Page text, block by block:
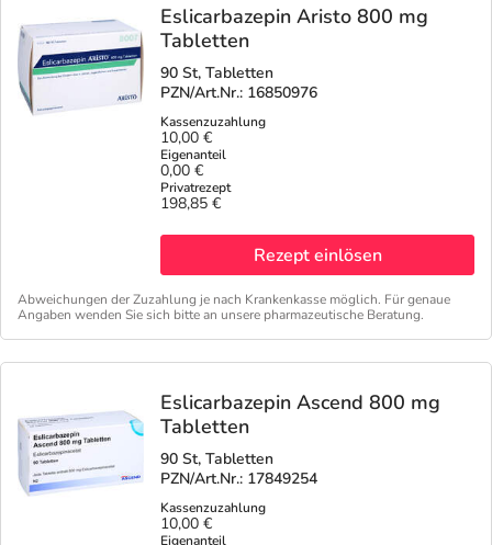
Eslicarbazepin Aristo 800 mg
Tabletten
90 St, Tabletten
PZN/Art.Nr.: 16850976
10,00 €
0,00 €
198,85 €
Rezept einlösen
Abweichungen der Zuzahlung je nach Krankenkasse möglich. Für genaue
Angaben wenden Sie sich bitte an unsere pharmazeutische Beratung.
Eslicarbazepin Ascend 800 mg
Tabletten
90 St, Tabletten
PZN/Art.Nr.: 17849254
10,00 €